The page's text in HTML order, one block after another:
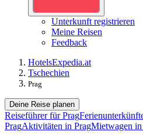
Unterkunft registrieren
Meine Reisen
Feedback
HotelsExpedia.at
Tschechien
Prag
Deine Reise planen
Reiseführer für Prag
PragAktivitäten in PragMietwagen in